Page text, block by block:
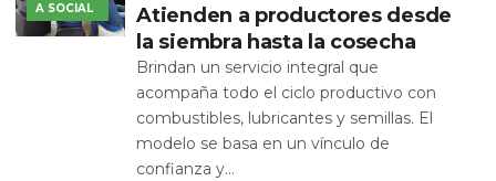
A SOCIAL
Atienden a productores desde
la siembra hasta la cosecha
Brindan un servicio integral que
acompaña todo el ciclo productivo con
combustibles, lubricantes y semillas. El
modelo se basa en un vínculo de
confianza y...